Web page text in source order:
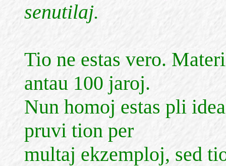
senutilaj.
Tio ne estas vero.
antau 100 jaroj.
Nun homoj estas pli
pruvi tion per
multaj ekzemploj, sed